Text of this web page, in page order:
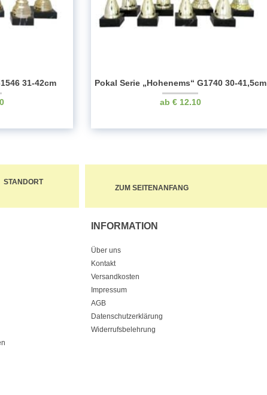
31-42cm
Pokal Serie „Hohenems“ G1740 30-41,5cm
€12.10
STANDORT
ZUM SEITENANFANG
INFORMATION
Über uns
Kontakt
Versandkosten
Impressum
AGB
Datenschutzerklärung
Widerrufsbelehrung